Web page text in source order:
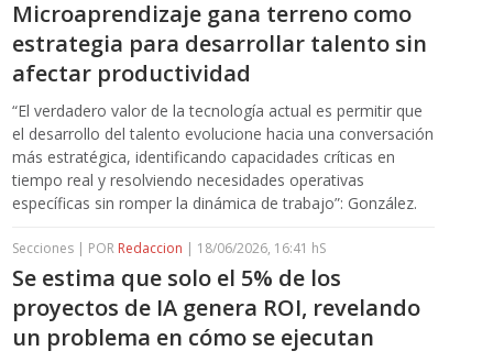
Microaprendizaje gana terreno como
estrategia para desarrollar talento sin
afectar productividad
“El verdadero valor de la tecnología actual es permitir que
el desarrollo del talento evolucione hacia una conversación
más estratégica, identificando capacidades críticas en
tiempo real y resolviendo necesidades operativas
específicas sin romper la dinámica de trabajo”: González.
Secciones | POR Redaccion | 18/06/2026, 16:41 hS
Se estima que solo el 5% de los
proyectos de IA genera ROI, revelando
un problema en cómo se ejecutan